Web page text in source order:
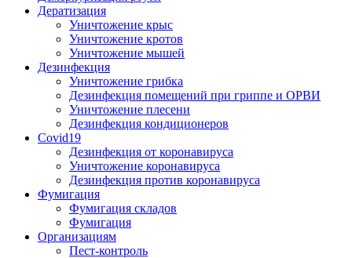
Дератизация
Уничтожение крыс
Уничтожение кротов
Уничтожение мышей
Дезинфекция
Уничтожение грибка
Дезинфекция помещений при гриппе и ОРВИ
Уничтожение плесени
Дезинфекция кондиционеров
Covid19
Дезинфекция от коронавируса
Уничтожение коронавируса
Дезинфекция против коронавируса
Фумигация
Фумигация складов
Фумигация
Организациям
Пест-контроль